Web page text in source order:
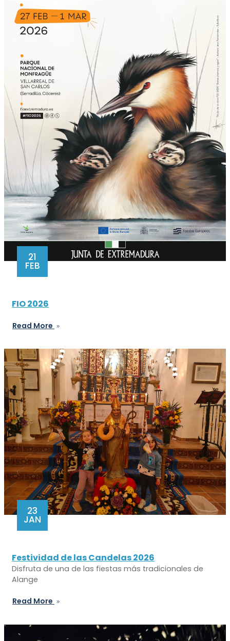
21
FEB
FIO 2026
Read More
23
JAN
Festividad de las Candelas 2026
Disfruta de una de las fiestas más tradicionales de
Alange
Read More